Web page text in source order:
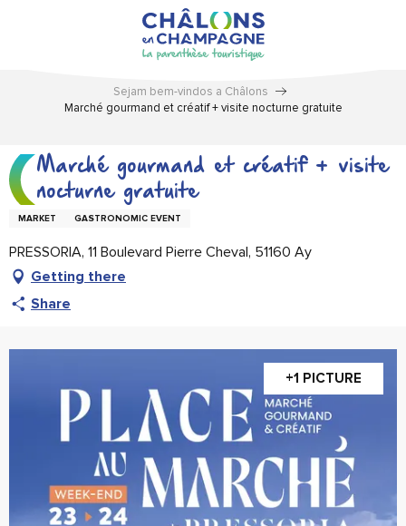
Sejam bem-vindos a Châlons
Marché gourmand et créatif + visite nocturne gratuite
Marché gourmand et créatif + visite
nocturne gratuite
MARKET GASTRONOMIC EVENT
PRESSORIA, 11 Boulevard Pierre Cheval, 51160 Ay
Getting there
Share
+1 PICTURE